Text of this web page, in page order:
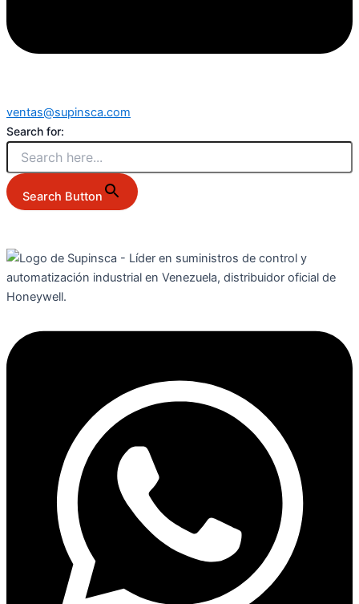
ventas@supinsca.com
Search for:
Search Button